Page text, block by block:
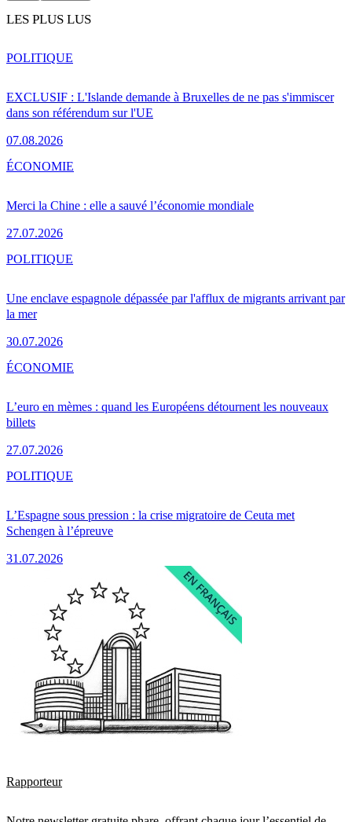
LES PLUS LUS
EXCLUSIF : L'Islande demande à Bruxelles de ne pas s'immiscer
dans son référendum sur l'UE
07.08.2026
POLITIQUE
Merci la Chine : elle a sauvé l’économie mondiale
27.07.2026
ÉCONOMIE
Une enclave espagnole dépassée par l'afflux de migrants arrivant par
la mer
30.07.2026
POLITIQUE
L’euro en mèmes : quand les Européens détournent les nouveaux
billets
27.07.2026
ÉCONOMIE
L’Espagne sous pression : la crise migratoire de Ceuta met
Schengen à l’épreuve
31.07.2026
POLITIQUE
Rapporteur